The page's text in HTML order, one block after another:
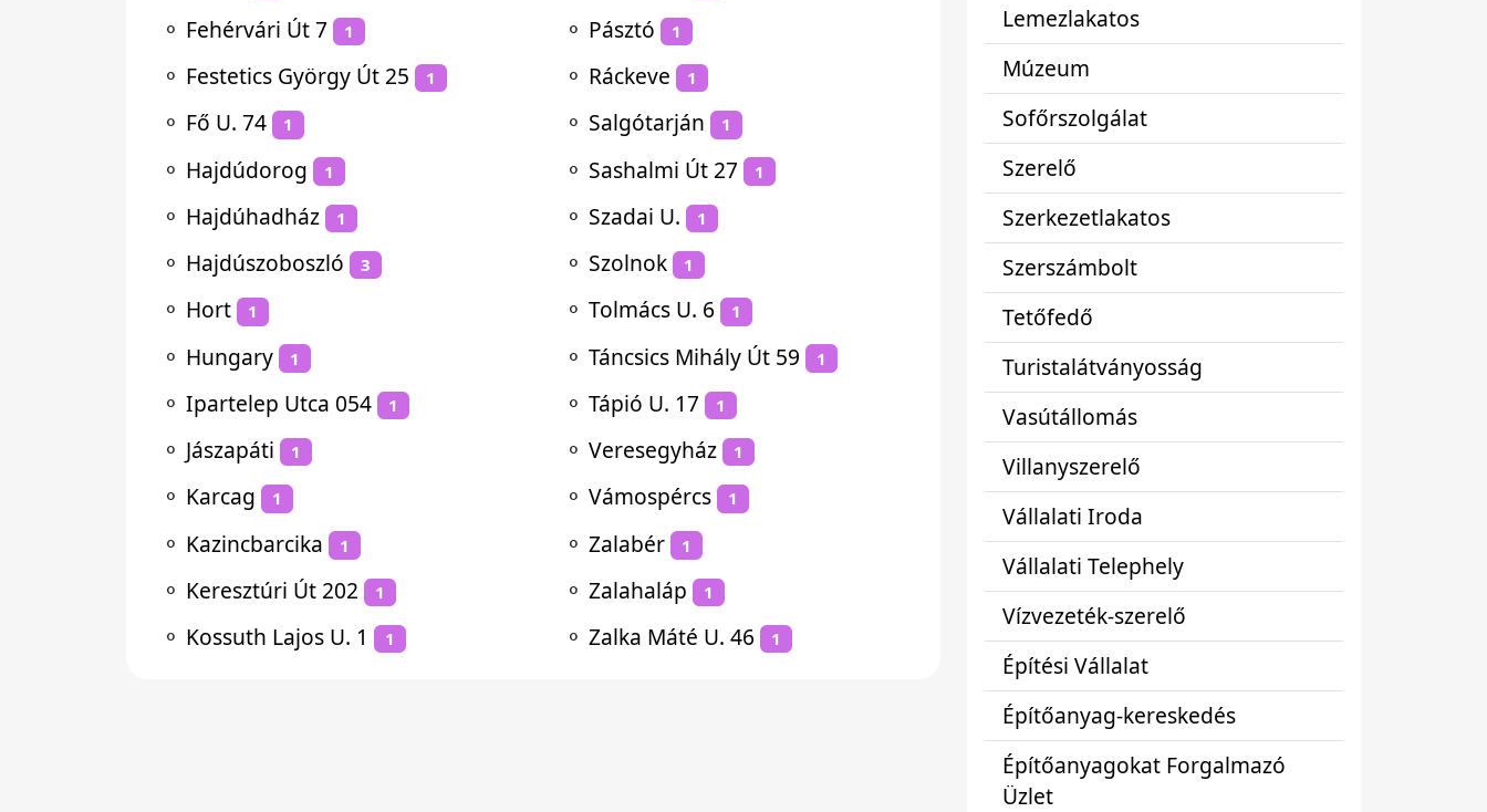
⚬ Fehérvári Út 7 1
⚬ Festetics György Út 25 1
⚬ Fő U. 74 1
⚬ Hajdúdorog 1
⚬ Hajdúhadház 1
⚬ Hajdúszoboszló 3
⚬ Hort 1
⚬ Hungary 1
⚬ Ipartelep Utca 054 1
⚬ Jászapáti 1
⚬ Karcag 1
⚬ Kazincbarcika 1
⚬ Keresztúri Út 202 1
⚬ Kossuth Lajos U. 1 1
⚬ Pásztó 1
⚬ Ráckeve 1
⚬ Salgótarján 1
⚬ Sashalmi Út 27 1
⚬ Szadai U. 1
⚬ Szolnok 1
⚬ Tolmács U. 6 1
⚬ Táncsics Mihály Út 59 1
⚬ Tápió U. 17 1
⚬ Veresegyház 1
⚬ Vámospércs 1
⚬ Zalabér 1
⚬ Zalahaláp 1
⚬ Zalka Máté U. 46 1
Lemezlakatos
Múzeum
Sofőrszolgálat
Szerelő
Szerkezetlakatos
Szerszámbolt
Tetőfedő
Turistalátványosság
Vasútállomás
Villanyszerelő
Vállalati Iroda
Vállalati Telephely
Vízvezeték-szerelő
Építési Vállalat
Építőanyag-kereskedés
Építőanyagokat Forgalmazó
Üzlet